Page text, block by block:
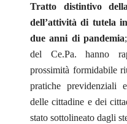
Tratto distintivo
dell’attività di tutela
due anni di pandemia
del Ce.Pa. hanno
prossimità formidabile
pratiche previdenziali
delle cittadine e dei
stato sottolineato dagli